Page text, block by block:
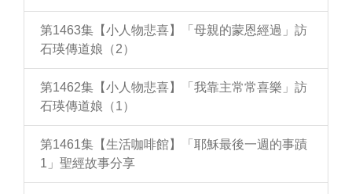
第1463集【小人物悲喜】「母親的蒙恩經過」訪
石瑛傳道娘（2）
第1462集【小人物悲喜】「我靠主常常喜樂」訪
石瑛傳道娘（1）
第1461集【生活咖啡館】「耶穌最後一週的事蹟
1」聖經故事分享